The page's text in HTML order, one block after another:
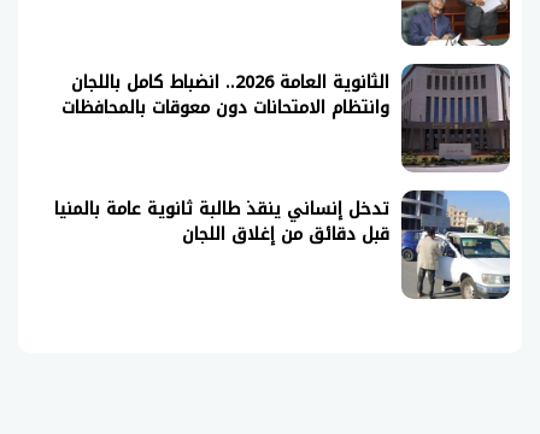
الثانوية العامة 2026.. انضباط كامل باللجان
وانتظام الامتحانات دون معوقات بالمحافظات
تدخل إنساني ينقذ طالبة ثانوية عامة بالمنيا
قبل دقائق من إغلاق اللجان